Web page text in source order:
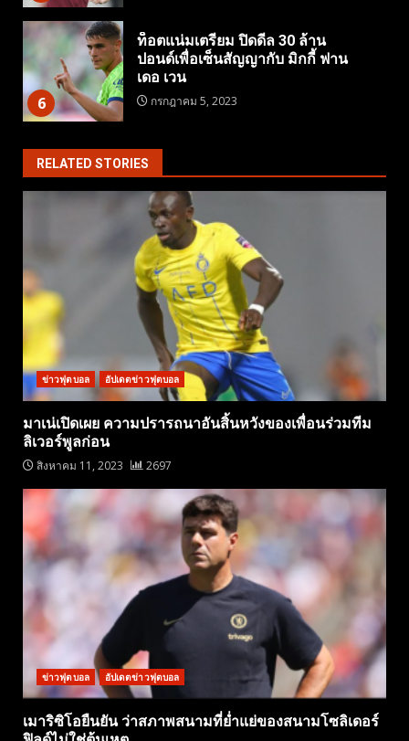
6
ท็อตแน่มเตรียม ปิดดีล 30 ล้าน
ปอนด์เพื่อเซ็นสัญญากับ มิกกี้ ฟาน
เดอ เวน
กรกฎาคม 5, 2023
RELATED STORIES
ข่าวฟุตบอล อัปเดตข่าวฟุตบอล
มาเน่เปิดเผย ความปรารถนาอันสิ้นหวังของเพื่อนร่วมทีม
ลิเวอร์พูลก่อน
สิงหาคม 11, 2023 2697
ข่าวฟุตบอล อัปเดตข่าวฟุตบอล
เมาริซิโอยืนยัน ว่าสภาพสนามที่ย่ำแย่ของสนามโซลิเดอร์